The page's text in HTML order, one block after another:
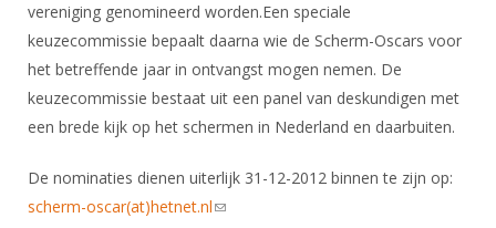
Bondsbureau
Medewerkers
Samenwerking
Formulieren
Wedstrijdkalender
KNAS Keurmerk
JPT
Internationale Titeltoernooien
Internationale aanmeldingen
Opleidingen
Leraar
Voor scheidsrechters
Scheidsrechterslijst
vereniging genomineerd worden.Een speciale
keuzecommissie bepaalt daarna wie de Scherm-Oscars voor
het betreffende jaar in ontvangst mogen nemen. De
keuzecommissie bestaat uit een panel van deskundigen met
een brede kijk op het schermen in Nederland en daarbuiten.
De nominaties dienen uiterlijk 31-12-2012 binnen te zijn op:
scherm-oscar(at)hetnet.nl(link sends e-mail)